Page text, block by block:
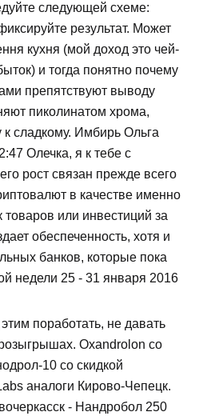
следующей схеме:
результат. Может
кухня (мой доход это чей-
и тогда понятно почему
препятствуют выводу
пиколинатом хрома,
к сладкому. Имбирь Ольга
Олечка, я к тебе с
рост связан прежде всего
в качестве именно
товаров или инвестиций за
обеспеченность, хотя и
банков, которые пока
недели 25 - 31 января 2016
поработать, не давать
Oxandrolon со
10 со скидкой
аналоги Кирово-Чепецк.
- Нандробол 250